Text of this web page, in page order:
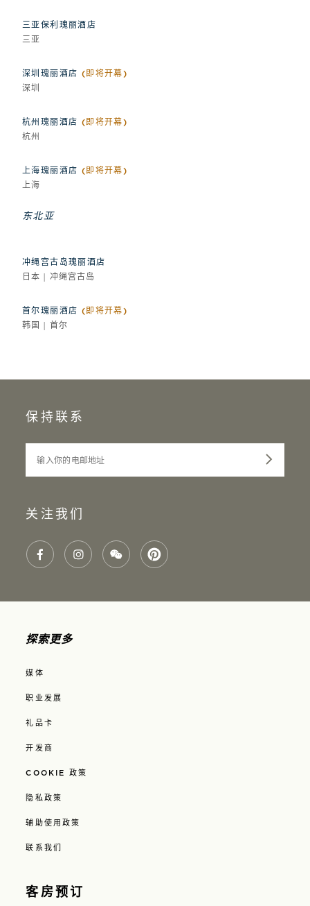
三亚保利瑰丽酒店
三亚
深圳瑰丽酒店 (即将开幕)
深圳
杭州瑰丽酒店 (即将开幕)
杭州
上海瑰丽酒店 (即将开幕)
上海
东北亚
冲绳宫古岛瑰丽酒店
日本 | 冲绳宫古岛
首尔瑰丽酒店 (即将开幕)
韩国 | 首尔
保持联系
关注我们
探索更多
媒体
职业发展
礼品卡
开发商
COOKIE 政策
隐私政策
辅助使用政策
联系我们
客房预订